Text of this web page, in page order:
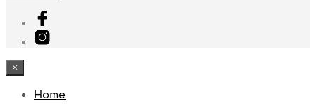
×
Home